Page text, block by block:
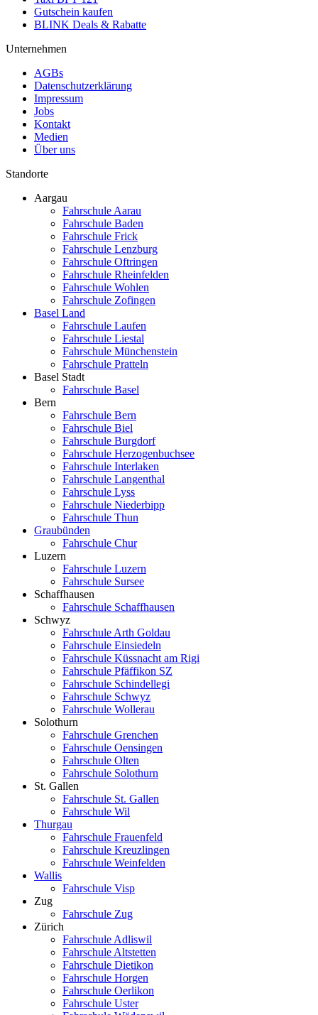
Gutschein kaufen
BLINK Deals & Rabatte
Unternehmen
AGBs
Datenschutzerklärung
Impressum
Jobs
Kontakt
Medien
Über uns
Standorte
Aargau
Fahrschule Aarau
Fahrschule Baden
Fahrschule Frick
Fahrschule Lenzburg
Fahrschule Oftringen
Fahrschule Rheinfelden
Fahrschule Wohlen
Fahrschule Zofingen
Basel Land
Fahrschule Laufen
Fahrschule Liestal
Fahrschule Münchenstein
Fahrschule Pratteln
Basel Stadt
Fahrschule Basel
Bern
Fahrschule Bern
Fahrschule Biel
Fahrschule Burgdorf
Fahrschule Herzogenbuchsee
Fahrschule Interlaken
Fahrschule Langenthal
Fahrschule Lyss
Fahrschule Niederbipp
Fahrschule Thun
Graubünden
Fahrschule Chur
Luzern
Fahrschule Luzern
Fahrschule Sursee
Schaffhausen
Fahrschule Schaffhausen
Schwyz
Fahrschule Arth Goldau
Fahrschule Einsiedeln
Fahrschule Küssnacht am Rigi
Fahrschule Pfäffikon SZ
Fahrschule Schindellegi
Fahrschule Schwyz
Fahrschule Wollerau
Solothurn
Fahrschule Grenchen
Fahrschule Oensingen
Fahrschule Olten
Fahrschule Solothurn
St. Gallen
Fahrschule St. Gallen
Fahrschule Wil
Thurgau
Fahrschule Frauenfeld
Fahrschule Kreuzlingen
Fahrschule Weinfelden
Wallis
Fahrschule Visp
Zug
Fahrschule Zug
Zürich
Fahrschule Adliswil
Fahrschule Altstetten
Fahrschule Dietikon
Fahrschule Horgen
Fahrschule Oerlikon
Fahrschule Uster